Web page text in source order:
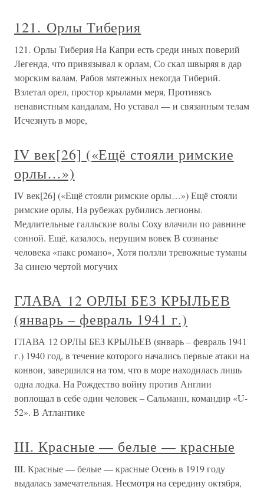
121. Орлы Тиберия
121. Орлы Тиберия На Капри есть среди иных поверий
Легенда, что привязывал к орлам, Со скал швыряя в дар
морским валам, Рабов мятежных некогда Тиберий.
Взлетал орел, простор крылами меря, Противясь
ненавистным кандалам, Но уставал — и связанным телам
Исчезнуть в море,
IV век[26] («Ещё стояли римские
орлы…»)
IV век[26] («Ещё стояли римские орлы…») Ещё стояли
римские орлы, На рубежах рубились легионы.
Медлительные галльские волы Соху влачили по равнине
сонной. Ещё, казалось, нерушим вовек В сознанье
человека «пакс романо», Хотя ползли тревожные туманы
За синею чертой могучих
ГЛАВА 12 ОРЛЫ БЕЗ КРЫЛЬЕВ
(январь – февраль 1941 г.)
ГЛАВА 12 ОРЛЫ БЕЗ КРЫЛЬЕВ (январь – февраль 1941
г.) 1940 год, в течение которого начались первые атаки на
конвои, завершился на том, что в море находилась лишь
одна лодка. На Рождество войну против Англии
воплощал в себе один человек – Сальманн, командир «U-
52». В Атлантике
III. Красные — белые — красные
III. Красные — белые — красные Осень в 1919 году
выдалась замечательная. Несмотря на середину октября,